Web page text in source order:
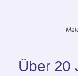
Über 20